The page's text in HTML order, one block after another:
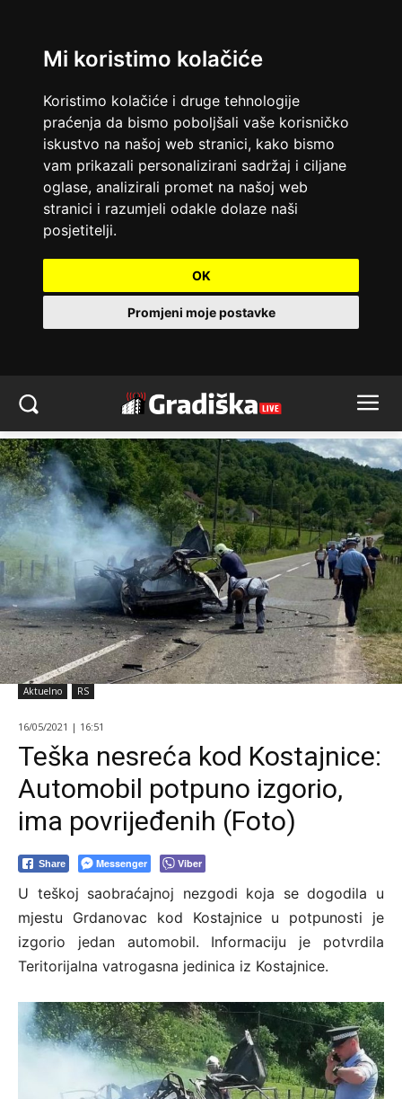
Mi koristimo kolačiće
Koristimo kolačiće i druge tehnologije
praćenja da bismo poboljšali vaše korisničko
iskustvo na našoj web stranici, kako bismo
vam prikazali personalizirani sadržaj i ciljane
oglase, analizirali promet na našoj web
stranici i razumjeli odakle dolaze naši
posjetitelji.
OK
Promjeni moje postavke
Aktuelno RS
16/05/2021 | 16:51
Teška nesreća kod Kostajnice:
Automobil potpuno izgorio,
ima povrijeđenih (Foto)
Share Messenger Viber
U teškoj saobraćajnoj nezgodi koja se dogodila u
mjestu Grdanovac kod Kostajnice u potpunosti je
izgorio jedan automobil. Informaciju je potvrdila
Teritorijalna vatrogasna jedinica iz Kostajnice.